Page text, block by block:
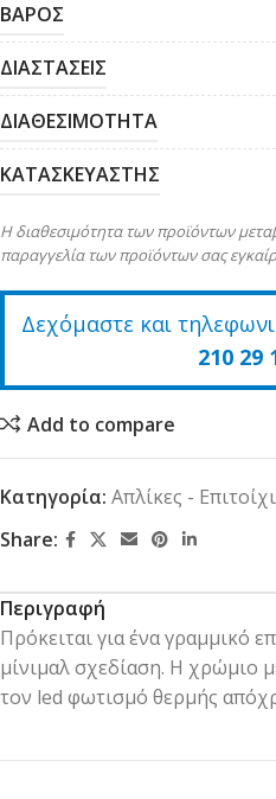
ΒΑΡΟΣ
ΔΙΑΣΤΑΣΕΙΣ
ΔΙΑΘΕΣΙΜΟΤΗΤΑ
ΚΑΤΑΣΚΕΥΑΣΤΗΣ
Η διαθεσιμότητα των προϊόντων
παραγγελία των προϊόντων σας
Δεχόμαστε και
210 29
Add to compare
Κατηγορία: Απλίκες -
Share:
Περιγραφή
Πρόκειται για ένα γραμμικό
μίνιμαλ σχεδίαση. Η χρώμιο
τον led φωτισμό θερμής